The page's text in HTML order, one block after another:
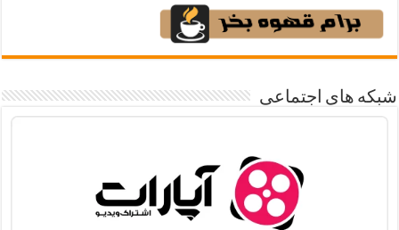
شبکه های اجتماعی